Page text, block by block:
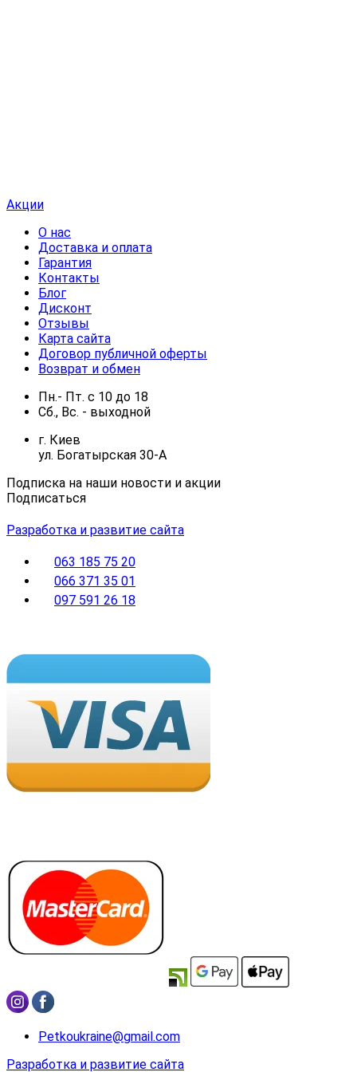
Акции
О нас
Доставка и оплата
Гарантия
Контакты
Блог
Дисконт
Отзывы
Карта сайта
Договор публичной оферты
Возврат и обмен
Пн.- Пт. с 10 до 18
Сб., Вс. - выходной
г. Киев
ул. Богатырская 30-А
Подписка на наши новости и акции
Подписаться
Разработка и развитие сайта
063 185 75 20
066 371 35 01
097 591 26 18
Petkoukraine@gmail.com
Разработка и развитие сайта